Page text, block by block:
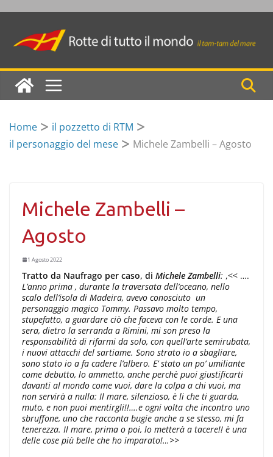
to
Home
il pozzetto di RTM
il personaggio del mese
Michele Zambelli – Agosto
Michele Zambelli –
Agosto
1 Agosto 2022
Tratto da Naufrago per caso, di Michele Zambelli: ,<< ….
L’anno prima , durante la traversata dell’oceano, nello
scalo dell’isola di Madeira, avevo conosciuto un
personaggio magico Tommy. Passavo molto tempo,
stupefatto, a guardare ciò che faceva con le corde. E una
sera, dietro la serranda a Rimini, mi son preso la
responsabilità di rifarmi da solo, con quell’arte semirubata,
i nuovi attacchi del sartiame. Sono strato io a sbagliare,
sono stato io a fa cadere l’albero. E’ stato un po’ umiliante
come debutto, lo ammetto, anche perchè puoi giustificarti
davanti al mondo come vuoi, dare la colpa a chi vuoi, ma
non servirà a nulla: Il mare, silenzioso, è li che ti guarda,
muto, e non puoi mentirgli!!….e ogni volta che incontro uno
sbruffone, uno che racconta bugie anche a se stesso, mi fa
tenerezza. Il mare, prima o poi, lo metterà a tacere!! è una
delle cose più belle che ho imparato!…>>